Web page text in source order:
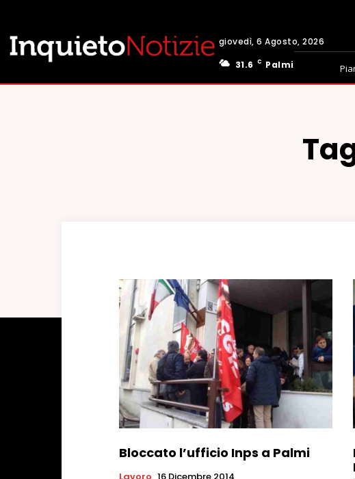
giovedì, 6 Agosto, 2026
31.6
C Palmi
Bloccato l’ufficio Inps a Palmi